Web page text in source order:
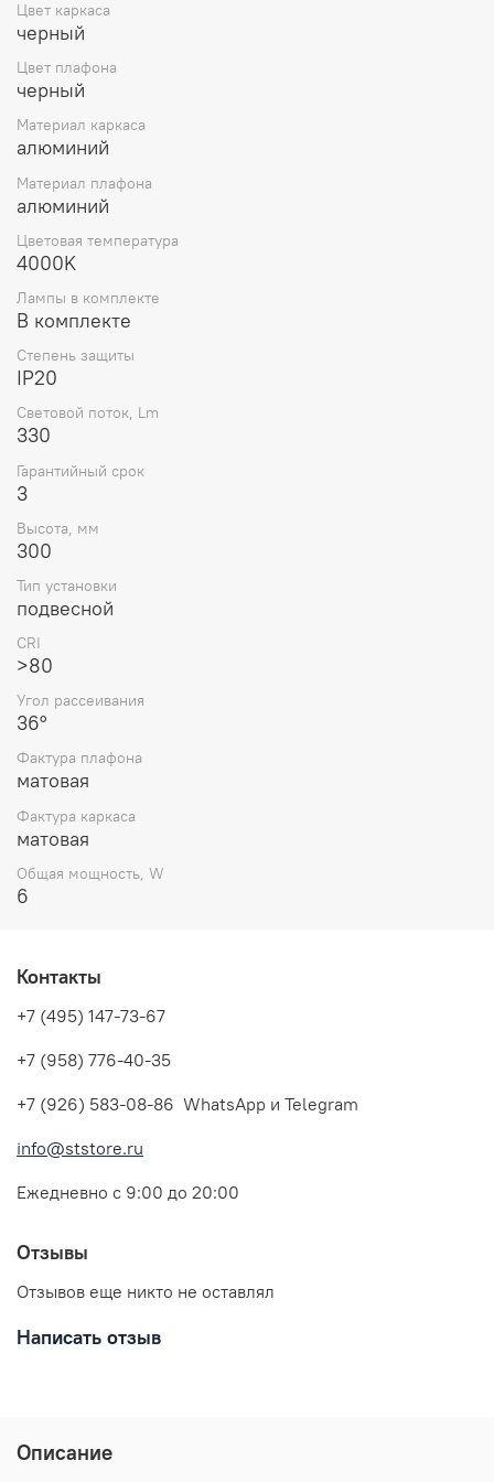
Цвет каркаса
черный
Цвет плафона
черный
Материал каркаса
алюминий
Материал плафона
алюминий
Цветовая температура
4000K
Лампы в комплекте
В комплекте
Степень защиты
IP20
Световой поток, Lm
330
Гарантийный срок
3
Высота, мм
300
Тип установки
подвесной
CRI
>80
Угол рассеивания
36°
Фактура плафона
матовая
Фактура каркаса
матовая
Общая мощность, W
6
Контакты
+7 (495) 147-73-67
+7 (958) 776-40-35
+7 (926) 583-08-86 WhatsApp и Telegram
info@ststore.ru
Ежедневно с 9:00 до 20:00
Отзывы
Отзывов еще никто не оставлял
Написать отзыв
Описание